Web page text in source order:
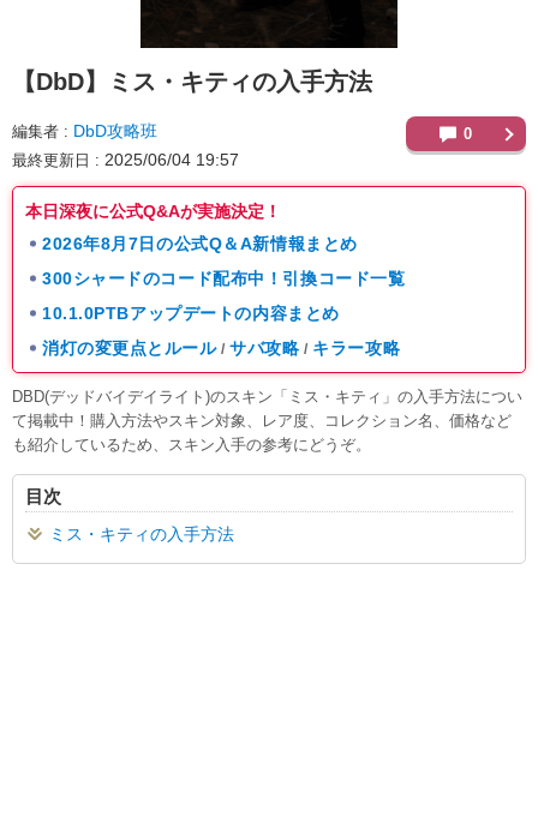
【DbD】 ミス・キティの入手方法
編集者 DbD攻略班
最終更新日 2025/06/04 19:57
0
本日深夜に公式Q&Aが実施決定！
2026年8月7日の公式Q＆A新情報まとめ
300シャードのコード配布中！引換コード一覧
10.1.0PTBアップデートの内容まとめ
消灯の変更点とルール / サバ攻略 / キラー攻略
DBD(デッドバイデイライト)のスキン「ミス・キティ」の入手方法につい
て掲載中！購入方法やスキン対象、レア度、コレクション名、価格など
も紹介しているため、スキン入手の参考にどうぞ。
目次
ミス・キティの入手方法